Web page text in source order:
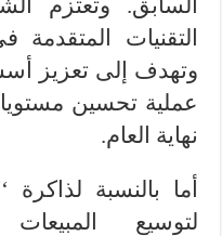
السابق. وتعتزم
التقنيات
وتهدف إلى تعزيز
عملية تحسين
نهاية العام.
لتوسيع